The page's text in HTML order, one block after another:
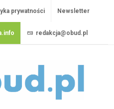
prywatności Newsletter
redakcja@obud.pl